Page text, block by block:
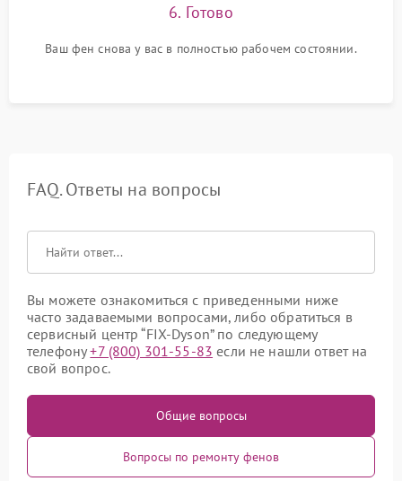
6. Готово
Ваш фен снова у вас в полностью рабочем состоянии.
FAQ. Ответы на вопросы
Вы можете ознакомиться с приведенными ниже
часто задаваемыми вопросами, либо обратиться в
сервисный центр “FIX-Dyson” по следующему
телефону+7 (800) 301-55-83 если не нашли ответ на
свой вопрос.
Общие вопросы
Вопросы по ремонту фенов